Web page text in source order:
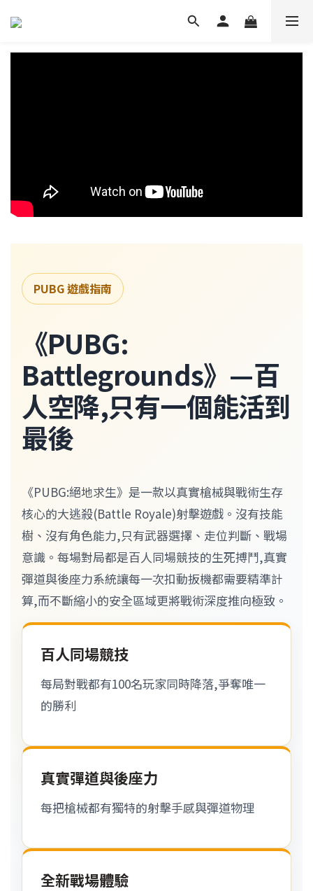
PUBG 遊戲指南
《PUBG:
Battlegrounds》—百
人空降,只有一個能活到
最後
《PUBG:絕地求生》是一款以真實槍械與戰術生存
核心的大逃殺(Battle Royale)射擊遊戲。沒有技能
樹、沒有角色能力,只有武器選擇、走位判斷、戰場
意識。每場對局都是百人同場競技的生死搏鬥,真實
彈道與後座力系統讓每一次扣動扳機都需要精準計
算,而不斷縮小的安全區域更將戰術深度推向極致。
百人同場競技
每局對戰都有100名玩家同時降落,爭奪唯一
的勝利
真實彈道與後座力
每把槍械都有獨特的射擊手感與彈道物理
全新戰場體驗